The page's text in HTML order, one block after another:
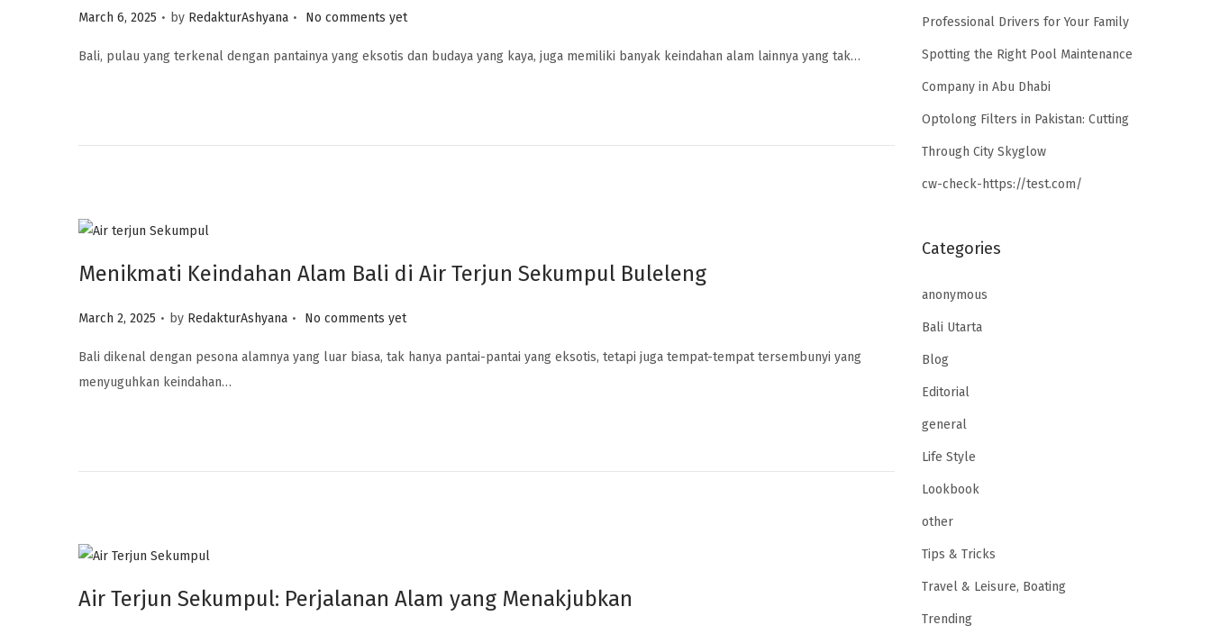
P
s
March 6, 2025 . by RedakturAshyana . No comments yet
Bali, pulau yang terkenal dengan pantainya yang eksotis dan budaya yang kaya, juga memiliki banyak keindahan alam lainnya yang tak…
Menikmati Keindahan Alam Bali di Air Terjun Sekumpul Buleleng
P
s
t
March 2, 2025 . by RedakturAshyana . No comments yet
Bali dikenal dengan pesona alamnya yang luar biasa, tak hanya pantai-pantai yang eksotis, tetapi juga tempat-tempat tersembunyi yang
menyuguhkan keindahan…
Air Terjun Sekumpul: Perjalanan Alam yang Menakjubkan
Professional Drivers for Your Family
Spotting the Right Pool Maintenance
Company in Abu Dhabi
Optolong Filters in Pakistan: Cutting
Through City Skyglow
cw-check-https://test.com/
Categories
anonymous
Bali Utarta
Blog
Editorial
general
Life Style
Lookbook
other
Tips & Tricks
Travel & Leisure, Boating
Trending